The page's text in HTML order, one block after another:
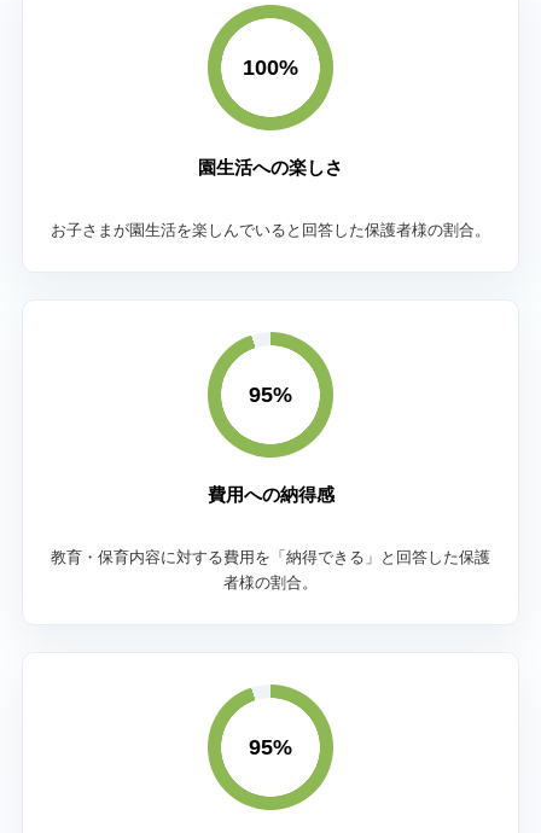
100%
園生活への楽しさ
お子さまが園生活を楽しんでいると回答した保護者様の割合。
95%
費用への納得感
教育・保育内容に対する費用を「納得できる」と回答した保護
者様の割合。
95%